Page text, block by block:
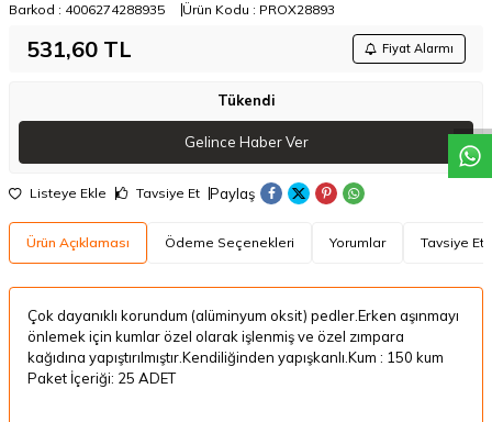
W
h
a
t
a
p
p
D
e
s
t
e
H
a
t
t
Barkod : 4006274288935 Ürün Kodu : PROX28893
531,60 TL Fiyat Alarmı
Tükendi
Gelince Haber Ver
Listeye Ekle Tavsiye Et Paylaş
Ürün Açıklaması Ödeme Seçenekleri Yorumlar Tavsiye Et
Çok dayanıklı korundum (alüminyum oksit) pedler.Erken aşınmayı
önlemek için kumlar özel olarak işlenmiş ve özel zımpara
kağıdına yapıştırılmıştır.Kendiliğinden yapışkanlı.Kum : 150 kum
Paket İçeriği: 25 ADET